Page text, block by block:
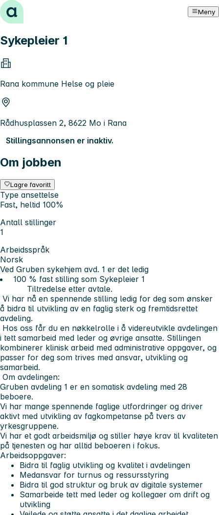
Hopp til innhold Meny
Sykepleier 1
Rana kommune Helse og pleie
Rådhusplassen 2, 8622 Mo i Rana
Stillingsannonsen er inaktiv.
Om jobben
Lagre favoritt
Type ansettelse
Fast, heltid 100%
Antall stillinger
1
Arbeidsspråk
Norsk
Ved Gruben sykehjem avd. 1 er det ledig
100 % fast stilling som Sykepleier 1
Tiltredelse etter avtale.
Vi har nå en spennende stilling ledig for deg som ønsker
å bidra til utvikling av en faglig sterk og fremtidsrettet
avdeling.
Hos oss får du en nøkkelrolle i å videreutvikle avdelingen
i tett samarbeid med leder og øvrige ansatte. Stillingen
kombinerer klinisk arbeid med administrative oppgaver, og
passer for deg som trives med ansvar, utvikling og
samarbeid.
Om avdelingen:
Gruben avdeling 1 er en somatisk avdeling med 28
beboere.
Vi har mange spennende faglige utfordringer og driver
aktivt med utvikling av fagkompetanse på tvers av
yrkesgruppene.
Vi har et godt arbeidsmiljø og stiller høye krav til kvaliteten
på tjenesten og har alltid beboeren i fokus.
Arbeidsoppgaver:
Bidra til faglig utvikling og kvalitet i avdelingen
Medansvar for turnus og ressursstyring
Bidra til god struktur og bruk av digitale systemer
Samarbeide tett med leder og kollegaer om drift og
utvikling